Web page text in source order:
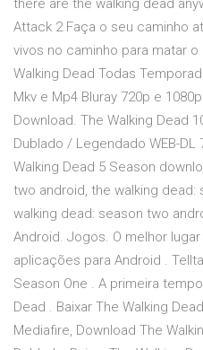
there are the walking dead
Attack 2 Faça o seu caminho
vivos no caminho para matar
Walking Dead Todas
Mkv e Mp4 Bluray 720p e
Download. The Walking Dead
Dublado / Legendado WEB-DL
Walking Dead 5 Season
two android, the walking dead:
walking dead: season two
Android. Jogos. O melhor
aplicações para Android .
Season One . A primeira
Dead . Baixar The Walking
Mediafire, Download The